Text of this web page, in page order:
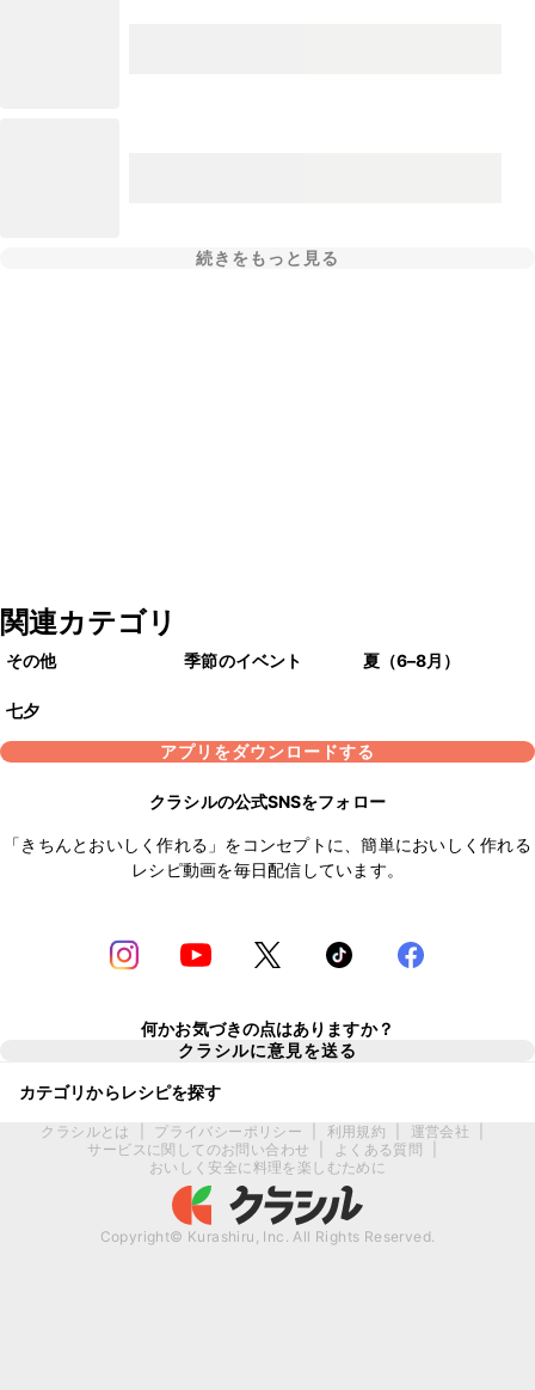
続きをもっと見る
関連カテゴリ
その他 季節のイベント 夏（6–8月）
七夕
アプリをダウンロードする
クラシルの公式SNSをフォロー
「きちんとおいしく作れる」をコンセプトに、簡単においしく作れる
レシピ動画を毎日配信しています。
何かお気づきの点はありますか？
クラシルに意見を送る
カテゴリからレシピを探す
クラシルとは プライバシーポリシー 利用規約 運営会社
サービスに関してのお問い合わせ
よくある質問
おいしく安全に料理を楽しむために
Copyright© Kurashiru, Inc. All Rights Reserved.